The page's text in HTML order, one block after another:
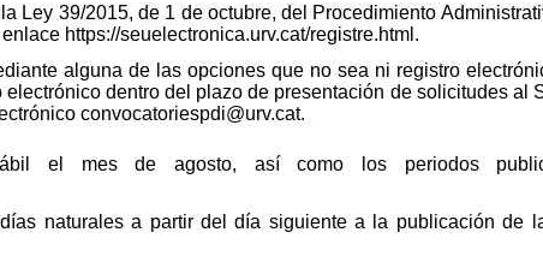
Ley 39/2015, de 1 de octubre, del Procedimiento
https://seuelectronica.urv.cat/registre.html.
alguna de las opciones que no sea ni registro
dentro del plazo de presentación de solicitudes al
convocatoriespdi@urv.cat.
el mes de agosto, así como los periodos
naturales a partir del día siguiente a la publicación de